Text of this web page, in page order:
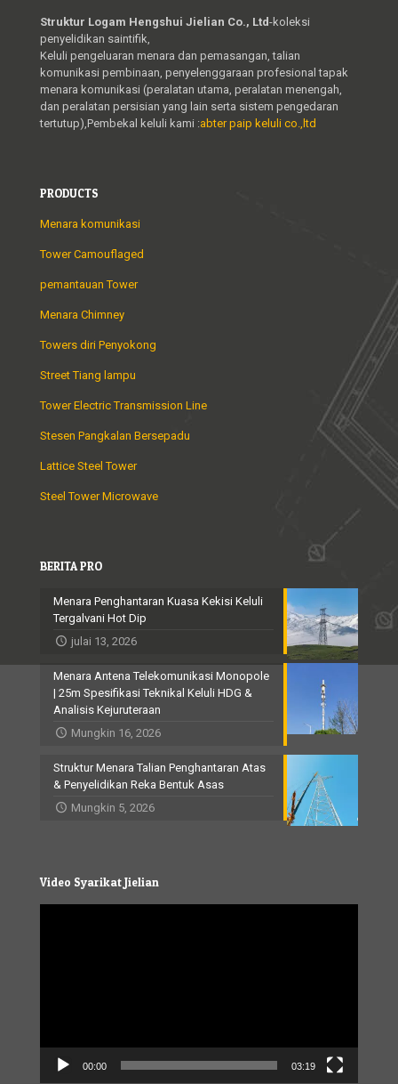
Struktur Logam Hengshui Jielian Co., Ltd-koleksi
penyelidikan saintifik,
Keluli pengeluaran menara dan pemasangan, talian
komunikasi pembinaan, penyelenggaraan profesional tapak
menara komunikasi (peralatan utama, peralatan menengah,
dan peralatan persisian yang lain serta sistem pengedaran
tertutup),Pembekal keluli kami :abter paip keluli co.,ltd
PRODUCTS
Menara komunikasi
Tower Camouflaged
pemantauan Tower
Menara Chimney
Towers diri Penyokong
Street Tiang lampu
Tower Electric Transmission Line
Stesen Pangkalan Bersepadu
Lattice Steel Tower
Steel Tower Microwave
BERITA PRO
Menara Penghantaran Kuasa Kekisi Keluli
Tergalvani Hot Dip
julai 13, 2026
Menara Antena Telekomunikasi Monopole
| 25m Spesifikasi Teknikal Keluli HDG &
Analisis Kejuruteraan
Mungkin 16, 2026
Struktur Menara Talian Penghantaran Atas
& Penyelidikan Reka Bentuk Asas
Mungkin 5, 2026
Video Syarikat Jielian
00:00 03:19